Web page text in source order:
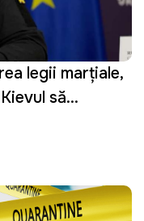
legii marțiale,
să